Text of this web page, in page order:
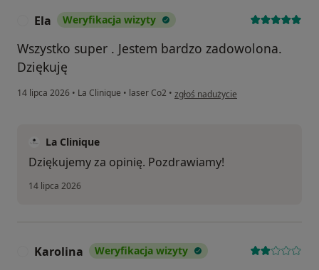
Ela Weryfikacja wizyty
Wszystko super . Jestem bardzo zadowolona.
Dziękuję
14 lipca 2026 • La Clinique • laser Co2 • w opinii użytkownika Ela
zgłoś nadużycie
La Clinique
Dziękujemy za opinię. Pozdrawiamy!
14 lipca 2026
Karolina Weryfikacja wizyty